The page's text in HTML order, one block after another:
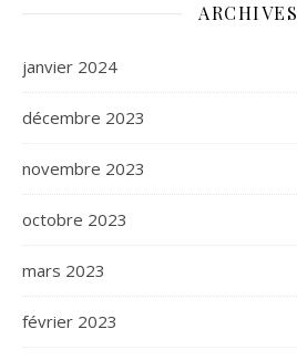
ARCHIVES
janvier 2024
décembre 2023
novembre 2023
octobre 2023
mars 2023
février 2023